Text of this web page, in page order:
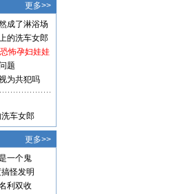
更多>>
成了淋浴场
的洗车女郎
怖孕妇娃娃
题
为共犯吗
车女郎
更多>>
一个鬼
怪发明
利双收